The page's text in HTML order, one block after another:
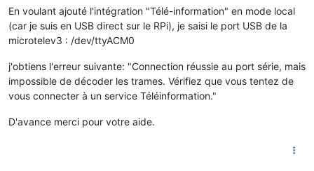
En voulant ajouté l'intégration "Télé-information" en mode local
(car je suis en USB direct sur le RPi), je saisi le port USB de la
microtelev3 : /dev/ttyACM0
j'obtiens l'erreur suivante: "Connection réussie au port série, mais
impossible de décoder les trames. Vérifiez que vous tentez de
vous connecter à un service Téléinformation."
D'avance merci pour votre aide.